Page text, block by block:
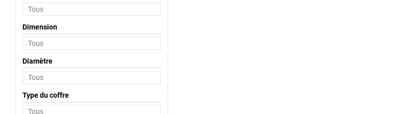
Dimension
Diamètre
Type du coffre